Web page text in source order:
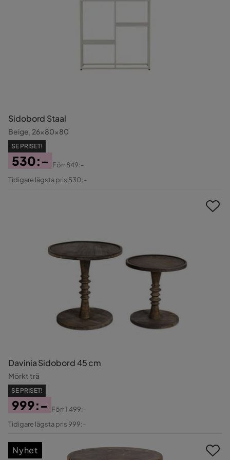
Sidobord Staal
Beige, 26x80x80
SE PRISET!
Pris
530:-
Original
Förr849:-
Tidigare lägsta pris 530:-
Davinia Sidobord 45 cm
Mörkt trä
SE PRISET!
Pris
999:-
Original
Förr1 499:-
Tidigare lägsta pris 999:-
Nyhet